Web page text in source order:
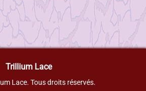
Trillium Lace
Lace. Tous droits réservés.